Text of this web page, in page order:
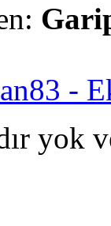
-
yok